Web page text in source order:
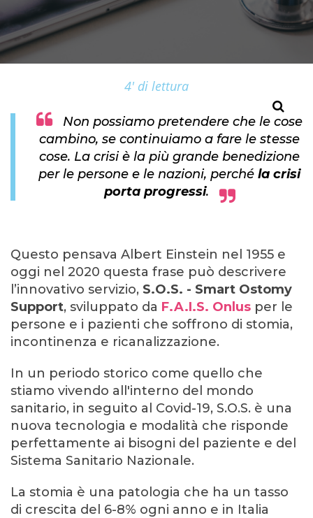
4' di lettura
Non possiamo pretendere che le cose
cambino, se continuiamo a fare le stesse
cose. La crisi è la più grande benedizione
per le persone e le nazioni, perché la crisi
porta progressi.
Questo pensava Albert Einstein nel 1955 e
oggi nel 2020 questa frase può descrivere
l’innovativo servizio, S.O.S. - Smart Ostomy
Support, sviluppato da F.A.I.S. Onlus per le
persone e i pazienti che soffrono di stomia,
incontinenza e ricanalizzazione.
In un periodo storico come quello che
stiamo vivendo all'interno del mondo
sanitario, in seguito al Covid-19, S.O.S. è una
nuova tecnologia e modalità che risponde
perfettamente ai bisogni del paziente e del
Sistema Sanitario Nazionale.
La stomia è una patologia che ha un tasso
di crescita del 6-8% ogni anno e in Italia